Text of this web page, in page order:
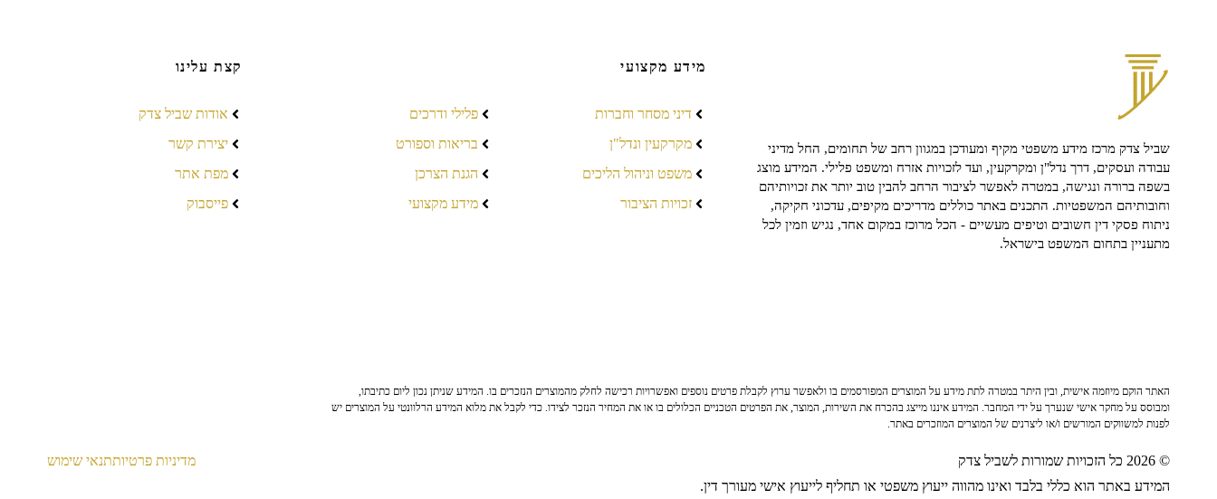
שביל צדק מרכז מידע משפטי מקיף ומעודכן במגוון רחב של תחומים, החל מדיני
עבודה ועסקים, דרך נדל"ן ומקרקעין, ועד לזכויות אזרח ומשפט פלילי. המידע מוצג
בשפה ברורה ונגישה, במטרה לאפשר לציבור הרחב להבין טוב יותר את זכויותיהם
וחובותיהם המשפטיות. התכנים באתר כוללים מדריכים מקיפים, עדכוני חקיקה,
ניתוח פסקי דין חשובים וטיפים מעשיים - הכל מרוכז במקום אחד, נגיש וזמין לכל
מתעניין בתחום המשפט בישראל.
מידע מקצועי
דיני מסחר וחברות
מקרקעין ונדל"ן
משפט וניהול הליכים
זכויות הציבור
פלילי ודרכים
בריאות וספורט
הגנת הצרכן
מידע מקצועי
קצת עלינו
אודות שביל צדק
יצירת קשר
מפת אתר
פייסבוק
האתר הוקם מיוזמה אישית, ובין היתר במטרה לתת מידע על המוצרים המפורסמים בו ולאפשר ערוץ לקבלת פרטים נוספים ואפשרויות רכישה לחלק מהמוצרים הנזכרים בו. המידע שניתן נכון ליום כתיבתו,
ומבוסס על מחקר אישי שנערך על ידי המחבר. המידע איננו מייצג בהכרח את השירות, המוצר, את הפרטים הטכניים הכלולים בו או את המחיר הנזכר לצידו. כדי לקבל את מלוא המידע הרלוונטי על המוצרים יש
לפנות למשווקים המורשים ו/או ליצרנים של המוצרים המוזכרים באתר.
© 2026 כל הזכויות שמורות לשביל צדק
המידע באתר הוא כללי בלבד ואינו מהווה ייעוץ משפטי או תחליף לייעוץ אישי מעורך דין.
מדיניות פרטיותתנאי שימוש